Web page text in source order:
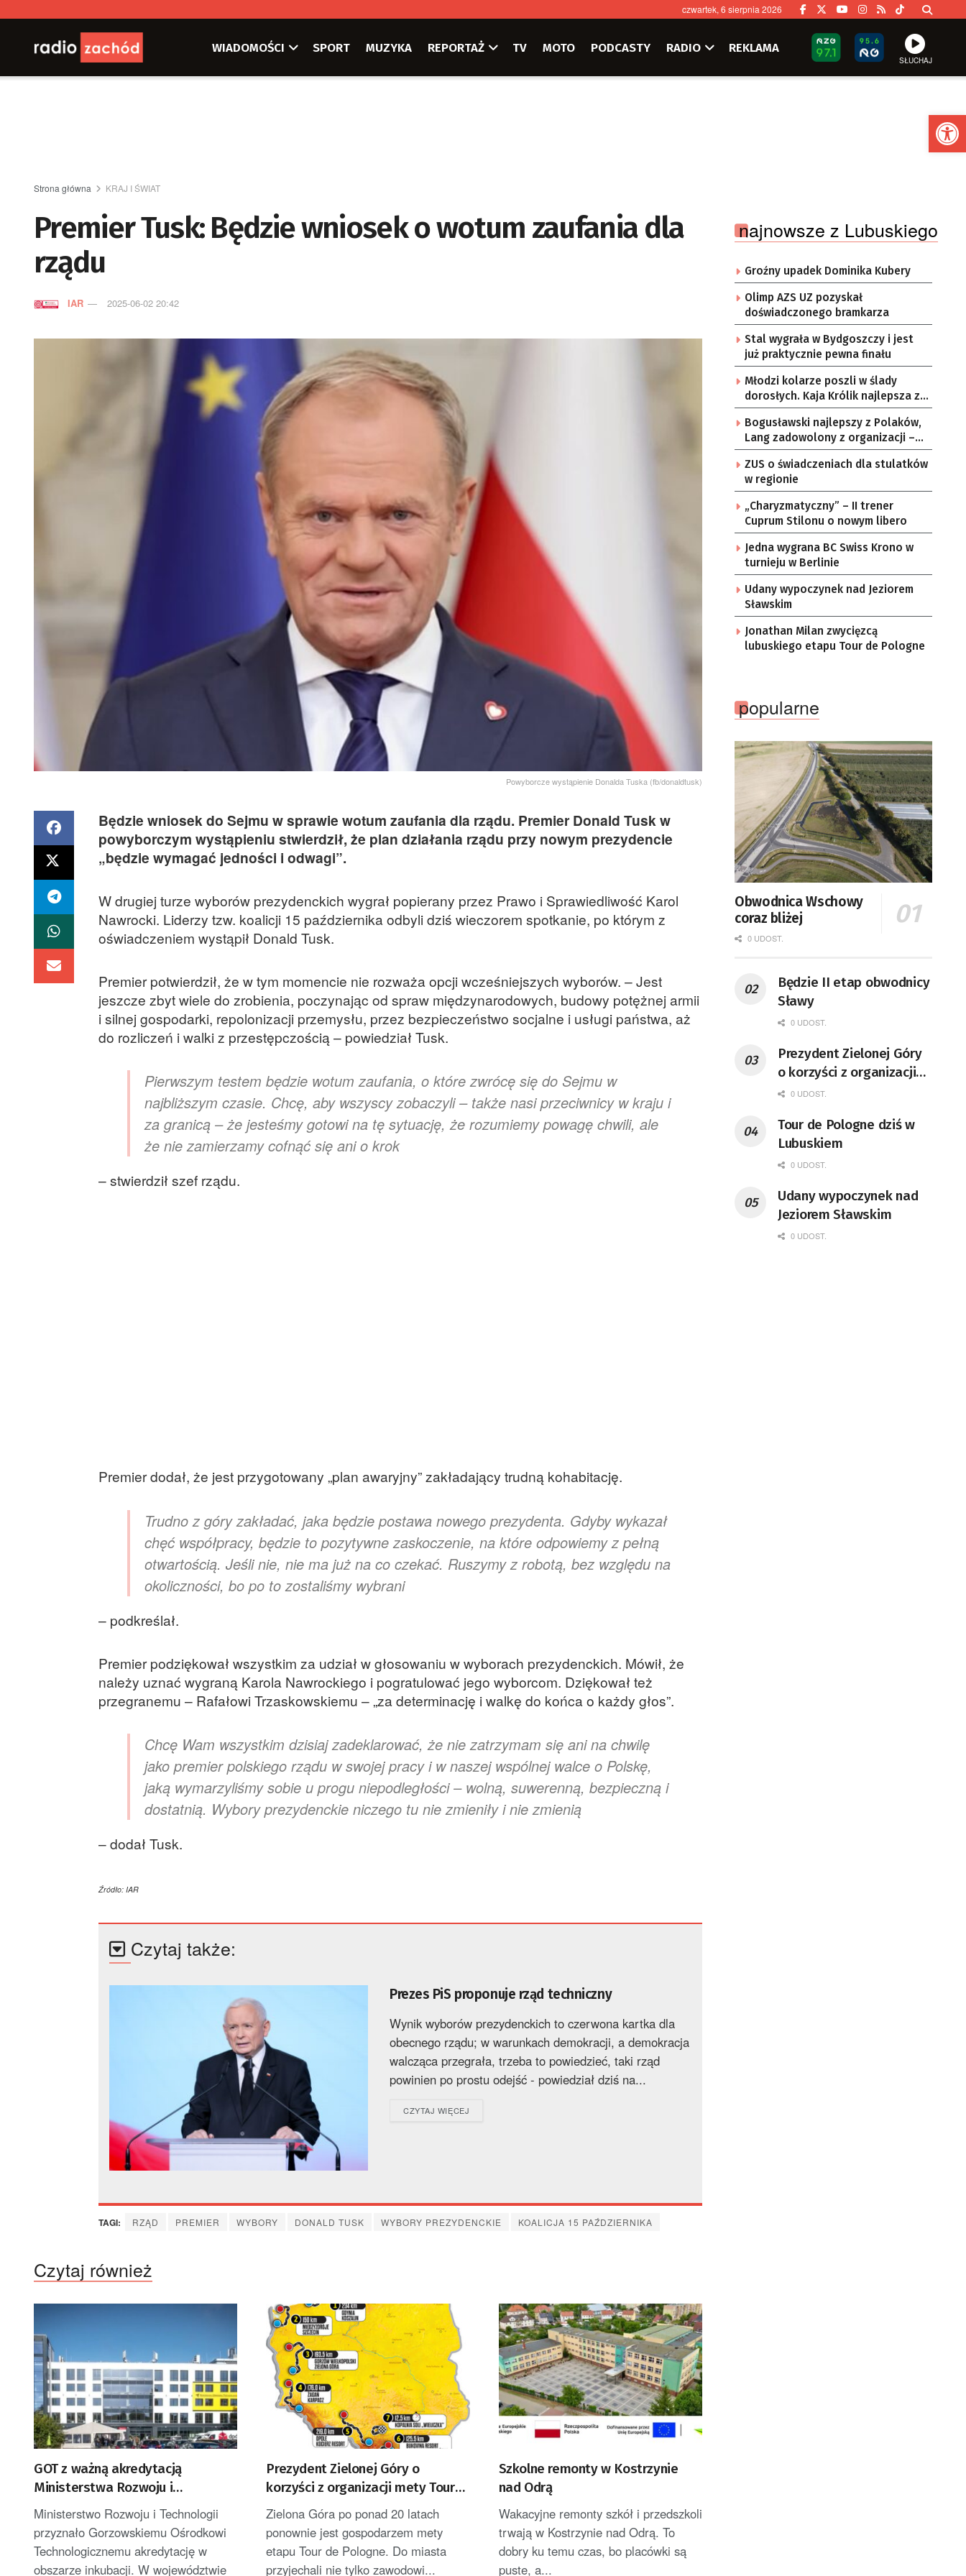
czwartek, 6 sierpnia 2026
WIADOMOŚCI SPORT MUZYKA REPORTAŻ TV MOTO PODCASTY RADIO REKLAMA
SŁUCHAJ
Strona główna KRAJ I ŚWIAT
Premier Tusk: Będzie wniosek o wotum zaufania dla
rządu
IAR 2025-06-02 20:42
Powyborcze wystąpienie Donalda Tuska (fb/donaldtusk)
Będzie wniosek do Sejmu w sprawie wotum zaufania dla rządu. Premier Donald Tusk w
powyborczym wystąpieniu stwierdził, że plan działania rządu przy nowym prezydencie
„będzie wymagać jedności i odwagi”.
W drugiej turze wyborów prezydenckich wygrał popierany przez Prawo i Sprawiedliwość Karol
Nawrocki. Liderzy tzw. koalicji 15 października odbyli dziś wieczorem spotkanie, po którym z
oświadczeniem wystąpił Donald Tusk.
Premier potwierdził, że w tym momencie nie rozważa opcji wcześniejszych wyborów. – Jest
jeszcze zbyt wiele do zrobienia, poczynając od spraw międzynarodowych, budowy potężnej armii
i silnej gospodarki, repolonizacji przemysłu, przez bezpieczeństwo socjalne i usługi państwa, aż
do rozliczeń i walki z przestępczością – powiedział Tusk.
Pierwszym testem będzie wotum zaufania, o które zwrócę się do Sejmu w
najbliższym czasie. Chcę, aby wszyscy zobaczyli – także nasi przeciwnicy w kraju i
za granicą – że jesteśmy gotowi na tę sytuację, że rozumiemy powagę chwili, ale
że nie zamierzamy cofnąć się ani o krok
– stwierdził szef rządu.
Premier dodał, że jest przygotowany „plan awaryjny” zakładający trudną kohabitację.
Trudno z góry zakładać, jaka będzie postawa nowego prezydenta. Gdyby wykazał
chęć współpracy, będzie to pozytywne zaskoczenie, na które odpowiemy z pełną
otwartością. Jeśli nie, nie ma już na co czekać. Ruszymy z robotą, bez względu na
okoliczności, bo po to zostaliśmy wybrani
– podkreślał.
Premier podziękował wszystkim za udział w głosowaniu w wyborach prezydenckich. Mówił, że
należy uznać wygraną Karola Nawrockiego i pogratulować jego wyborcom. Dziękował też
przegranemu – Rafałowi Trzaskowskiemu – „za determinację i walkę do końca o każdy głos”.
Chcę Wam wszystkim dzisiaj zadeklarować, że nie zatrzymam się ani na chwilę
jako premier polskiego rządu w swojej pracy i w naszej wspólnej walce o Polskę,
jaką wymarzyliśmy sobie u progu niepodległości – wolną, suwerenną, bezpieczną i
dostatnią. Wybory prezydenckie niczego tu nie zmieniły i nie zmienią
– dodał Tusk.
Źródło: IAR
Czytaj także:
Prezes PiS proponuje rząd techniczny
Wynik wyborów prezydenckich to czerwona kartka dla
obecnego rządu; w warunkach demokracji, a demokracja
walcząca przegrała, trzeba to powiedzieć, taki rząd
powinien po prostu odejść - powiedział dziś na...
CZYTAJ WIĘCEJ
TAGI: RZĄD PREMIER WYBORY DONALD TUSK WYBORY PREZYDENCKIE KOALICJA 15 PAŹDZIERNIKA
Czytaj również
GOT z ważną akredytacją
Ministerstwa Rozwoju i
Technologii
Ministerstwo Rozwoju i Technologii
przyznało Gorzowskiemu Ośrodkowi
Technologicznemu akredytację w
obszarze inkubacji. W województwie
Prezydent Zielonej Góry o
korzyści z organizacji mety Tour
de Pologne
Zielona Góra po ponad 20 latach
ponownie jest gospodarzem mety
etapu Tour de Pologne. Do miasta
przyjechali nie tylko zawodowi...
Szkolne remonty w Kostrzynie
nad Odrą
Wakacyjne remonty szkół i przedszkoli
trwają w Kostrzynie nad Odrą. To
dobry ku temu czas, bo placówki są
puste, a...
najnowsze z Lubuskiego
Groźny upadek Dominika Kubery
Olimp AZS UZ pozyskał
doświadczonego bramkarza
Stal wygrała w Bydgoszczy i jest
już praktycznie pewna finału
Młodzi kolarze poszli w ślady
dorosłych. Kaja Królik najlepsza z
Lubuszanek w Tour de Pologne
Junior
Bogusławski najlepszy z Polaków,
Lang zadowolony z organizacji –
komentarze po 3. etapie Tour de
Pologne
ZUS o świadczeniach dla stulatków
w regionie
„Charyzmatyczny” – II trener
Cuprum Stilonu o nowym libero
Jedna wygrana BC Swiss Krono w
turnieju w Berlinie
Udany wypoczynek nad Jeziorem
Sławskim
Jonathan Milan zwycięzcą
lubuskiego etapu Tour de Pologne
popularne
Obwodnica Wschowy
coraz bliżej
0 UDOST.
Będzie II etap obwodnicy
Sławy
0 UDOST.
Prezydent Zielonej Góry
o korzyści z organizacji
mety Tour de Pologne
0 UDOST.
Tour de Pologne dziś w
Lubuskiem
0 UDOST.
Udany wypoczynek nad
Jeziorem Sławskim
0 UDOST.